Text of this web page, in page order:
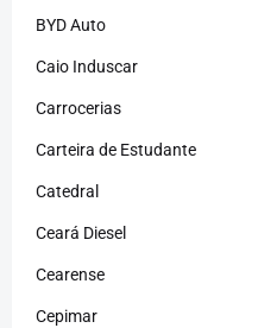
BYD Auto
Caio Induscar
Carrocerias
Carteira de Estudante
Catedral
Ceará Diesel
Cearense
Cepimar